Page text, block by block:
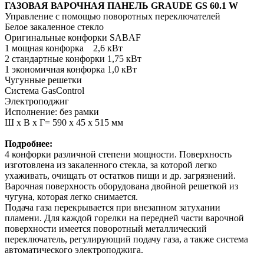
ГАЗОВАЯ ВАРОЧНАЯ ПАНЕЛЬ GRAUDE GS 60.1 W
Управление с помощью поворотных переключателей
Белое закаленное стекло
Оригинальные конфорки SABAF
1 мощная конфорка 2,6 кВт
2 стандартные конфорки 1,75 кВт
1 экономичная конфорка 1,0 кВт
Чугунные решетки
Система GasControl
Электроподжиг
Исполнение: без рамки
Ш х В х Г= 590 х 45 х 515 мм
Подробнее:
4 конфорки различной степени мощности. Поверхность
изготовлена из закаленного стекла, за которой легко
ухаживать, очищать от остатков пищи и др. загрязнений.
Варочная поверхность оборудована двойной решеткой из
чугуна, которая легко снимается.
Подача газа перекрывается при внезапном затухании
пламени. Для каждой горелки на передней части варочной
поверхности имеется поворотный металлический
переключатель, регулирующий подачу газа, а также система
автоматического электроподжига.